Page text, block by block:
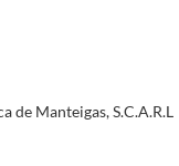
de Manteigas, S.C.A.R.L